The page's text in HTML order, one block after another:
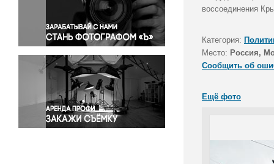
Правосудие
Происшествия и конфликты
Религия
Светская жизнь
Спорт
Экология
Экономика и бизнес
воссоединения
Категория:
Место: Россия,
Сообщить об
Ещё фото